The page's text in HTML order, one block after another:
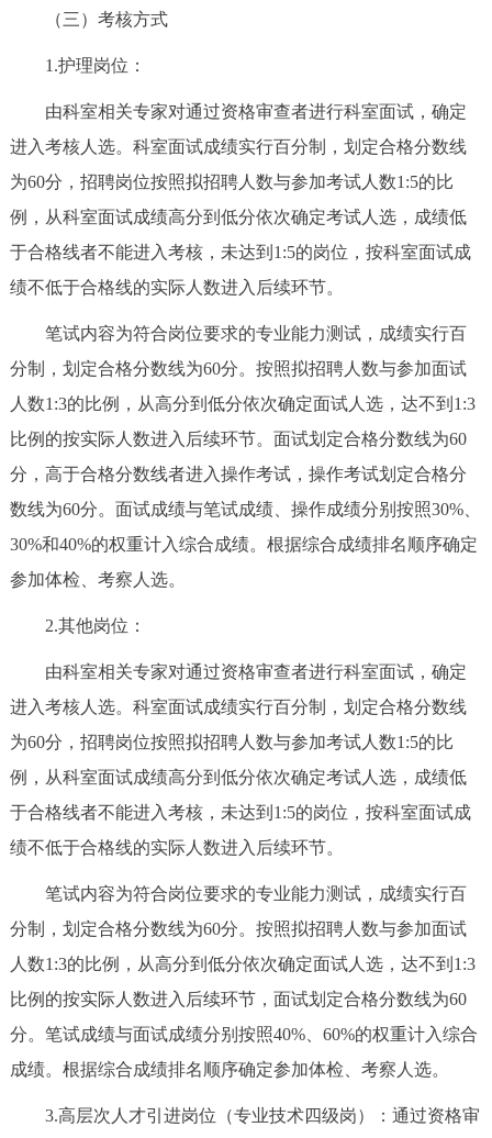
（三）考核方式
1.护理岗位：
由科室相关专家对通过资格审查者进行科室面试，确定
进入考核人选。科室面试成绩实行百分制，划定合格分数线
为60分，招聘岗位按照拟招聘人数与参加考试人数1:5的比
例，从科室面试成绩高分到低分依次确定考试人选，成绩低
于合格线者不能进入考核，未达到1:5的岗位，按科室面试成
绩不低于合格线的实际人数进入后续环节。
笔试内容为符合岗位要求的专业能力测试，成绩实行百
分制，划定合格分数线为60分。按照拟招聘人数与参加面试
人数1:3的比例，从高分到低分依次确定面试人选，达不到1:3
比例的按实际人数进入后续环节。面试划定合格分数线为60
分，高于合格分数线者进入操作考试，操作考试划定合格分
数线为60分。面试成绩与笔试成绩、操作成绩分别按照30%、
30%和40%的权重计入综合成绩。根据综合成绩排名顺序确定
参加体检、考察人选。
2.其他岗位：
由科室相关专家对通过资格审查者进行科室面试，确定
进入考核人选。科室面试成绩实行百分制，划定合格分数线
为60分，招聘岗位按照拟招聘人数与参加考试人数1:5的比
例，从科室面试成绩高分到低分依次确定考试人选，成绩低
于合格线者不能进入考核，未达到1:5的岗位，按科室面试成
绩不低于合格线的实际人数进入后续环节。
笔试内容为符合岗位要求的专业能力测试，成绩实行百
分制，划定合格分数线为60分。按照拟招聘人数与参加面试
人数1:3的比例，从高分到低分依次确定面试人选，达不到1:3
比例的按实际人数进入后续环节，面试划定合格分数线为60
分。笔试成绩与面试成绩分别按照40%、60%的权重计入综合
成绩。根据综合成绩排名顺序确定参加体检、考察人选。
3.高层次人才引进岗位（专业技术四级岗）：通过资格审